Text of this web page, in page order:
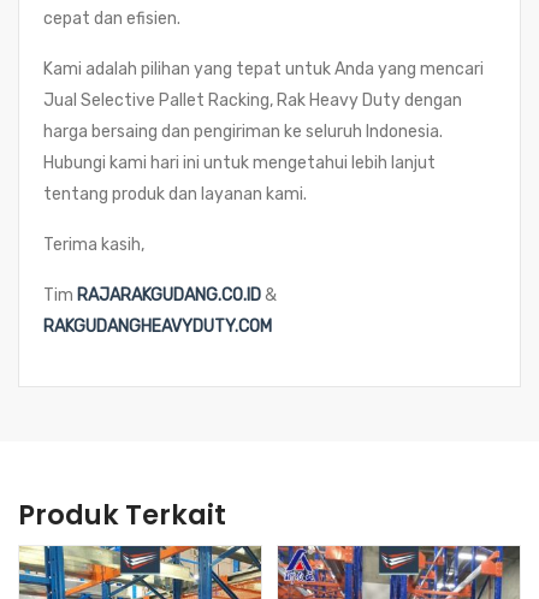
cepat dan efisien.
Kami adalah pilihan yang tepat untuk Anda yang mencari
Jual Selective Pallet Racking, Rak Heavy Duty dengan
harga bersaing dan pengiriman ke seluruh Indonesia.
Hubungi kami hari ini untuk mengetahui lebih lanjut
tentang produk dan layanan kami.
Terima kasih,
Tim RAJARAKGUDANG.CO.ID&
RAKGUDANGHEAVYDUTY.COM
Produk Terkait